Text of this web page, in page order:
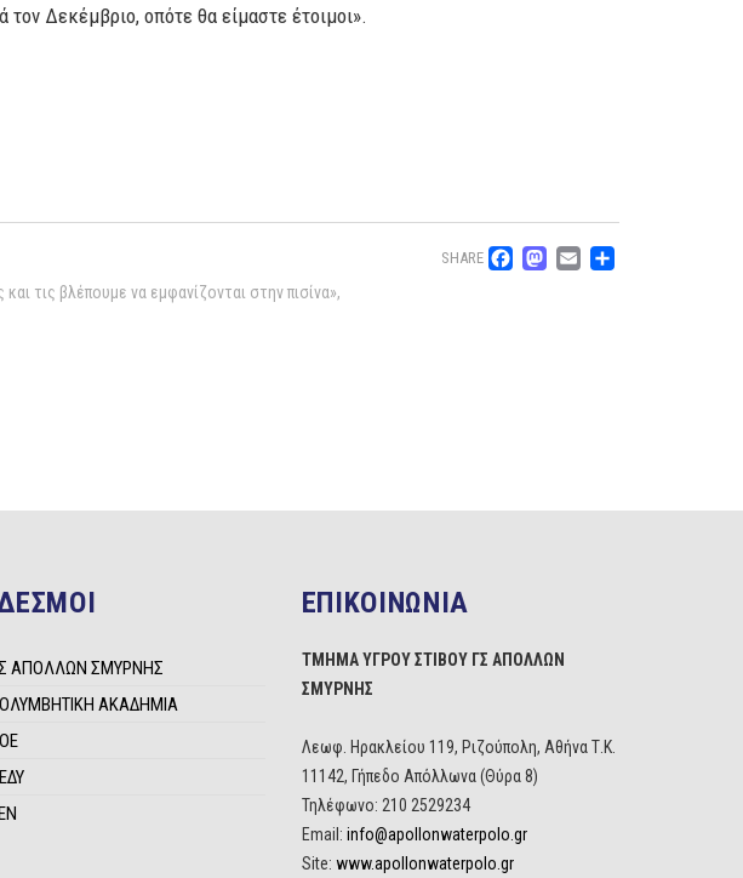
τον Δεκέμβριο, οπότε θα είμαστε έτοιμοι».
τις βλέπουμε να εμφανίζονται στην πισίνα»,
SHARE Facebook
Mastodon
Email
ΑΠΟΛΛΩΝ ΣΜΥΡΝΗΣ
ΑΚΑΔΗΜΙΑ
ΕΠΙΚΟΙΝΩΝΙΑ
ΤΜΗΜΑ ΥΓΡΟΥ ΣΤΙΒΟΥ ΓΣ ΑΠΟΛΛΩΝ
ΣΜΥΡΝΗΣ
Λεωφ. Ηρακλείου 119, Ριζούπολη, Αθήνα Τ.Κ.
11142, Γήπεδο Απόλλωνα (Θύρα 8)
Τηλέφωνο: 210 2529234
Email: info@apollonwaterpolo.gr
Site: www.apollonwaterpolo.gr